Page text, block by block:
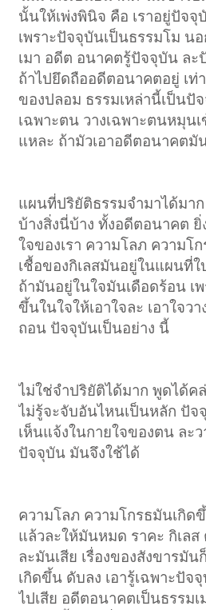
นั้นให้เพ่งพินิจ คือ เราอยู่ปัจ
เพราะปัจจุบันเป็นธรรมโม น
เมา อดีต อนาคตรู้ปัจจุบัน ละ
ถ้าไปยึดถืออดีตอนาคตอยู่ เท่
ของปลอม ธรรมเหล่านี้เป็นปั
เฉพาะตน วางเฉพาะตนหมุน
แหละ ถ้ามัวเอาอดีตอนาคตมั
แผนที่ปริยัติธรรมจำมาได้มา
บ้างสิ่งนี่บ้าง ทั้งอดีตอนาคต ยิ่
ใจของเรา ความโลภ ความโ
เชื้อของกิเลสมันอยู่ในแผนที่
ถ้ามันอยู่ในใจมันเดือดร้อน เ
ขึ้นในใจให้เอาใจละ เอาใจวา
ถอน ปัจจุบันเป็นอย่าง นี้
ไม่ใช่จำปริยัติได้มาก พูดได้คล่
ไม่รู้จะจับอันไหนเป็นหลัก ปัจ
เห็นแจ้งในกายใจของตน ละ
ปัจจุบัน มันจึงใช้ได้
ความโลภ ความโกรธมันเกิด
แล้วละให้มันหมด ราคะ กิเล
ละมันเสีย เรื่องของสังขารมั
เกิดขึ้น ดับลง เอารู้เฉพาะปัจ
ไปเสีย อดีตอนาคตเป็นธรรม